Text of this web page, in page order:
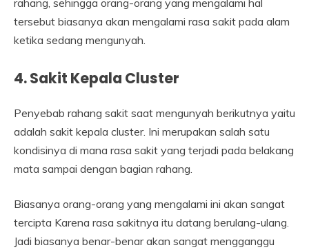
tersebut biasanya akan mengalami rasa sakit pada alam
ketika sedang mengunyah.
4. Sakit Kepala Cluster
Penyebab rahang sakit saat mengunyah berikutnya yaitu
adalah sakit kepala cluster. Ini merupakan salah satu
kondisinya di mana rasa sakit yang terjadi pada belakang
mata sampai dengan bagian rahang.
Biasanya orang-orang yang mengalami ini akan sangat
tercipta Karena rasa sakitnya itu datang berulang-ulang.
Jadi biasanya benar-benar akan sangat mengganggu